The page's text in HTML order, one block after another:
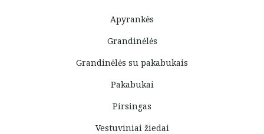
Apyrankės
Grandinėlės
Grandinėlės su pakabukais
Pakabukai
Pirsingas
Vestuviniai žiedai